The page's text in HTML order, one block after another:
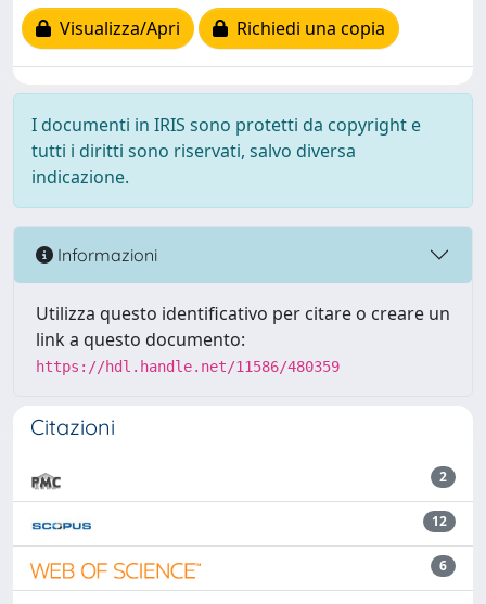
Visualizza/Apri
Richiedi una copia
I documenti in IRIS sono protetti da copyright e
tutti i diritti sono riservati, salvo diversa
indicazione.
Informazioni
Utilizza questo identificativo per citare o creare un
link a questo documento:
https://hdl.handle.net/11586/480359
Citazioni
2
12
6